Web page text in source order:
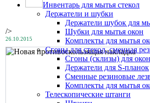
Инвентарь для мытья стекол
Держатели и шубки
Держатели шубок для
Шубки для мытья окон
Комплекты для мытья
Сгоны для стекол, сменная
Сгоны (склизы) для окон
Держатели для S-планок
Сменные резиновые
Комплекты для мытья
Телескопические штанги
/>
26.10.2015